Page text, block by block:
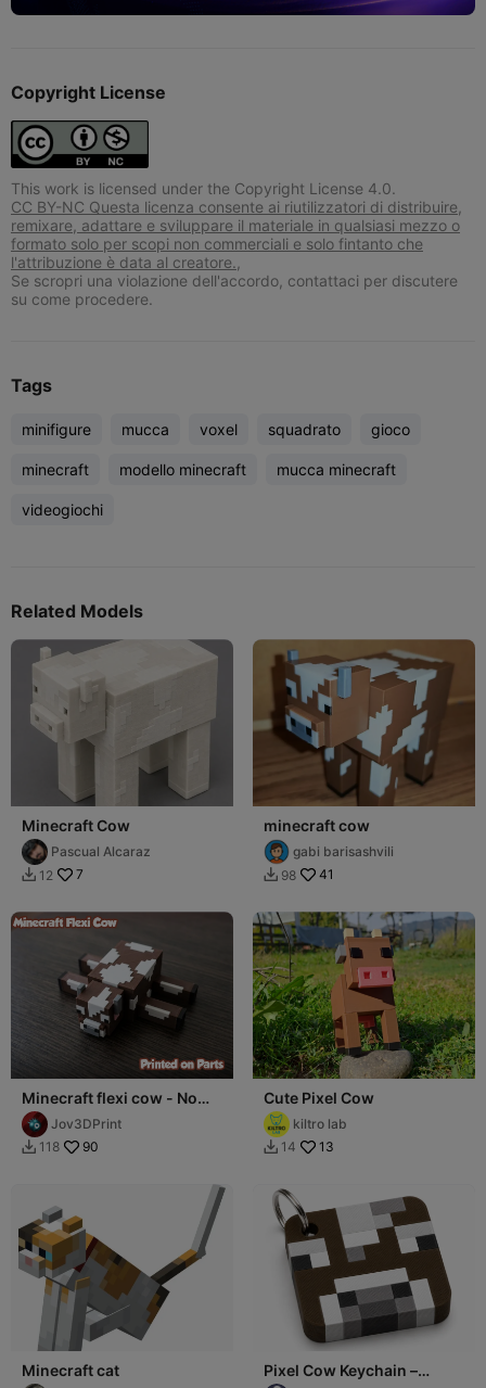
Copyright License
This work is licensed under the Copyright License 4.0.
CC BY-NC Questa licenza consente ai riutilizzatori di distribuire,
remixare, adattare e sviluppare il materiale in qualsiasi mezzo o
formato solo per scopi non commerciali e solo fintanto che
l'attribuzione è data al creatore.,
Se scropri una violazione dell'accordo, contattaci per discutere
su come procedere.
Tags
minifigure mucca voxel squadrato gioco
minecraft modello minecraft mucca minecraft
videogiochi
Related Models
Minecraft Cow
Pascual Alcaraz
 12 7
minecraft cow
gabi barisashvili
 98 41
Minecraft flexi cow - No
CFS (Almost)
Jov3DPrint
 118 90
Cute Pixel Cow
kiltro lab
 14 13
Minecraft cat
Pixel Cow Keychain –